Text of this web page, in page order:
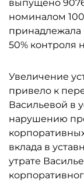
выпущено
номиналом
принадлежала
50% контроля
Увеличение
привело к
Васильевой в
нарушению
вклада в
утрате